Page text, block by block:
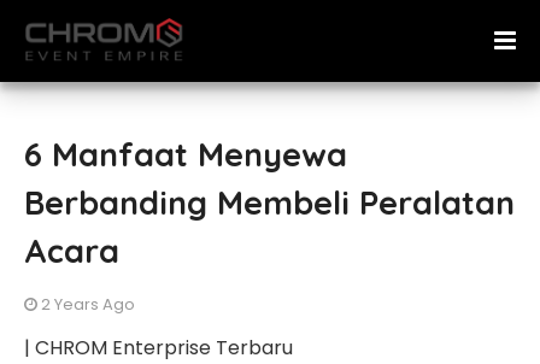
6 Manfaat Menyewa
Berbanding Membeli Peralatan
Acara
2 Years Ago
| CHROM Enterprise Terbaru